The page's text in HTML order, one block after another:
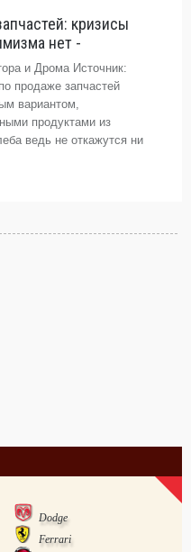
кризисы
нет -
и Дрома Источник:
продаже запчастей
вариантом,
продуктами из
ведь не откажутся ни
Dodge
Ferrari